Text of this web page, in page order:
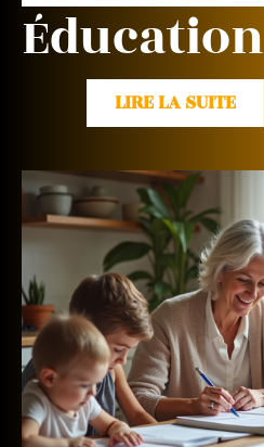
Éducation
LIRE LA SUITE